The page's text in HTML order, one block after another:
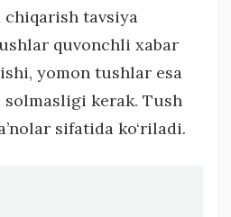
chiqarish tavsiya
quvonchli xabar
yomon tushlar esa
kerak. Tush
sifatida ko‘riladi.